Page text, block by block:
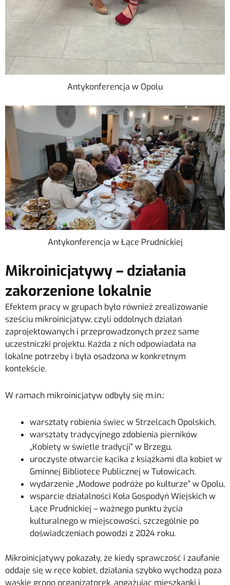
Antykonferencja w Opolu
Antykonferencja w Łące Prudnickiej
Mikroinicjatywy – działania
zakorzenione lokalnie
Efektem pracy w grupach było również zrealizowanie
sześciu mikroinicjatyw, czyli oddolnych działań
zaprojektowanych i przeprowadzonych przez same
uczestniczki projektu. Każda z nich odpowiadała na
lokalne potrzeby i była osadzona w konkretnym
kontekście.
W ramach mikroinicjatyw odbyły się m.in.:
warsztaty robienia świec w Strzelcach Opolskich,
warsztaty tradycyjnego zdobienia pierników
„Kobiety w świetle tradycji” w Brzegu,
uroczyste otwarcie kącika z książkami dla kobiet w
Gminnej Bibliotece Publicznej w Tułowicach,
wydarzenie „Modowe podróże po kulturze” w Opolu,
wsparcie działalności Koła Gospodyń Wiejskich w
Łące Prudnickiej – ważnego punktu życia
kulturalnego w miejscowości, szczególnie po
doświadczeniach powodzi z 2024 roku.
Mikroinicjatywy pokazały, że kiedy sprawczość i zaufanie
oddaje się w ręce kobiet, działania szybko wychodzą poza